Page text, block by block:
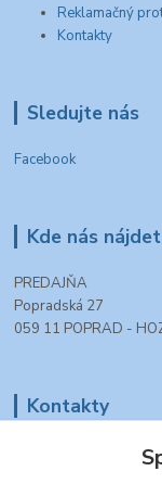
Reklamačný
Kontakty
Sledujte nás
Facebook
Kde nás
PREDAJŇA
Popradská 27
059 11 POPRAD -
Kontakty
+421 903 990